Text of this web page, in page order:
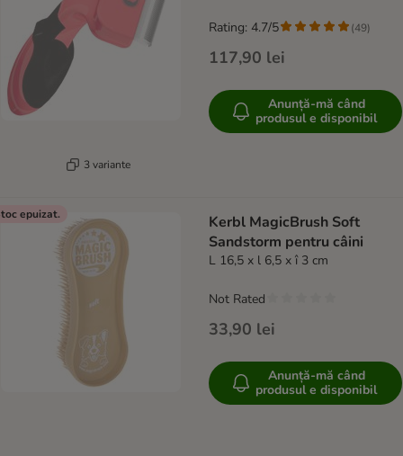
3 variante
117,90 lei
Rating: 4.7/5 (49)
Anunță-mă când
produsul e disponibil
epuizat.
Kerbl MagicBrush Soft
Sandstorm pentru câini
L 16,5 x l 6,5 x î 3 cm
33,90 lei
Not Rated
Anunță-mă când
produsul e disponibil